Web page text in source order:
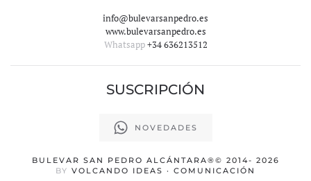
info@bulevarsanpedro.es
www.bulevarsanpedro.es
Whatsapp+34 636213512
SUSCRIPCIÓN
NOVEDADES
BULEVAR SAN PEDRO ALCÁNTARA®© 2014- 2026
BY VOLCANDO IDEAS · COMUNICACIÓN